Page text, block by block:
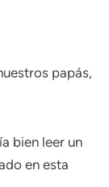
papás,
bien leer un
en esta